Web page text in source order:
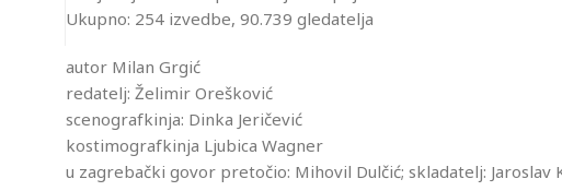
Ukupno: 254 izvedbe, 90.739 gledatelja
autor Milan Grgić
redatelj: Želimir Orešković
scenografkinja: Dinka Jeričević
kostimografkinja Ljubica Wagner
u zagrebački govor pretočio: Mihovil Dulčić; skladatelj: